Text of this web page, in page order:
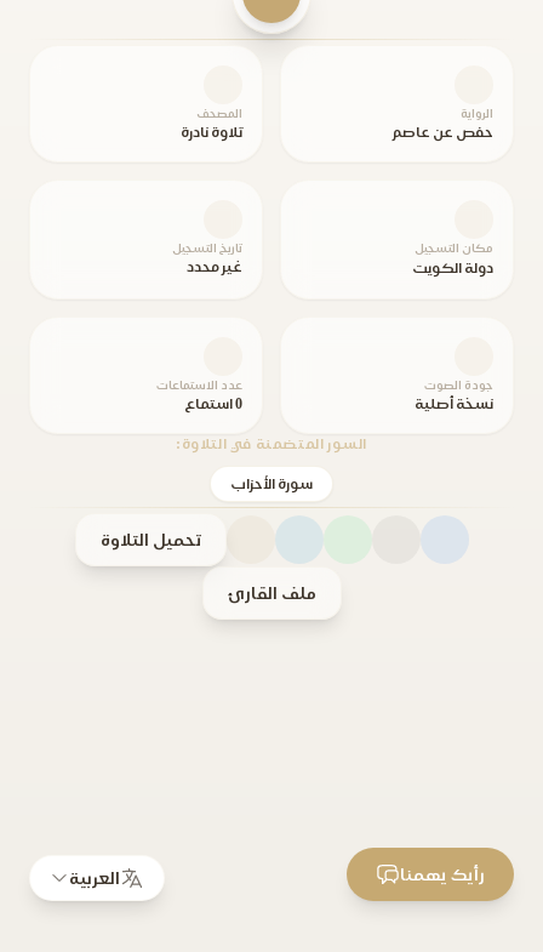
الرواية
حفص عن عاصم
المصحف
تلاوة نادرة
مكان التسجيل
دولة الكويت
تاريخ التسجيل
غير محدد
جودة الصوت
نسخة أصلية
عدد الاستماعات
0 استماع
السور المتضمنة في التلاوة:
سورة الأحزاب
تحميل التلاوة
ملف القارئ
العربية رأيك يهمنا